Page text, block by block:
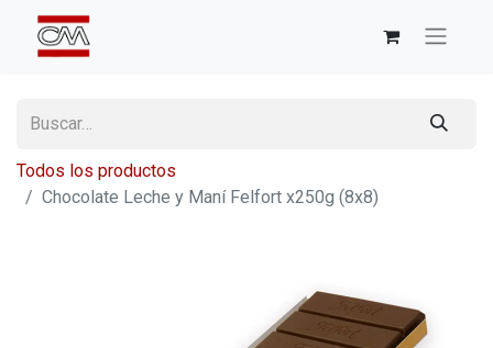
Todos los productos
Chocolate Leche y Maní Felfort x250g (8x8)